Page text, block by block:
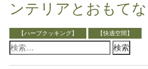
ンテリアとおもて
【ハーブクッキング】 【快適空間】
検